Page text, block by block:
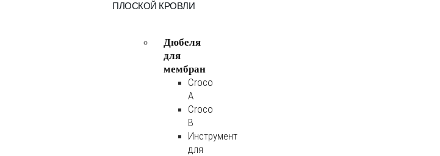
ПЛОСКОЙ КРОВЛИ
Дюбеля
для
мембран
Croco
A
Croco
B
Инструмент
для